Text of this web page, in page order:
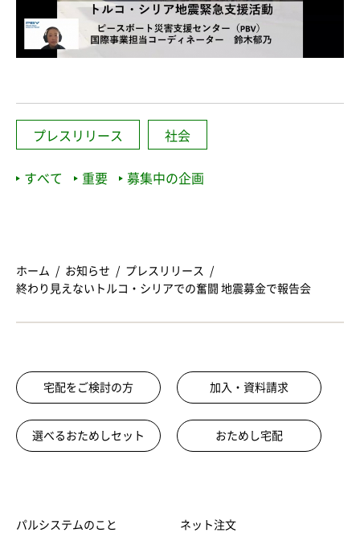
プレスリリース 社会
すべて 重要 募集中の企画
ホーム お知らせ
プレスリリース
終わり見えないトルコ・シリアでの奮闘 地震募金で報告会
宅配をご検討の方 加入・資料請求
選べるおためしセット おためし宅配
パルシステムのこと ネット注文